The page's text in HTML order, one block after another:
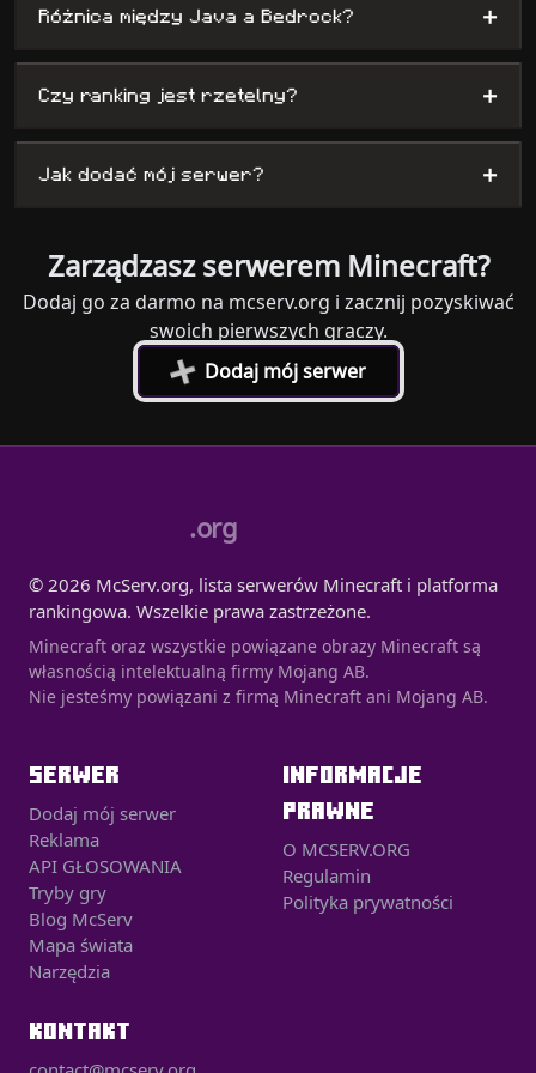
Różnica między Java a Bedrock? +
Czy ranking jest rzetelny? +
Jak dodać mój serwer? +
Zarządzasz serwerem Minecraft?
Dodaj go za darmo na mcserv.org i zacznij pozyskiwać
swoich pierwszych graczy.
+Dodaj mój serwer
.org
© 2026 McServ.org, lista serwerów Minecraft i platforma
rankingowa. Wszelkie prawa zastrzeżone.
Minecraft oraz wszystkie powiązane obrazy Minecraft są
własnością intelektualną firmy Mojang AB.
Nie jesteśmy powiązani z firmą Minecraft ani Mojang AB.
SERWER
Dodaj mój serwer
Reklama
API GŁOSOWANIA
Tryby gry
Blog McServ
Mapa świata
Narzędzia
INFORMACJE
PRAWNE
O MCSERV.ORG
Regulamin
Polityka prywatności
KONTAKT